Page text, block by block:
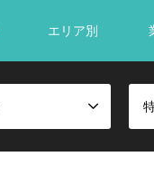
エリア別